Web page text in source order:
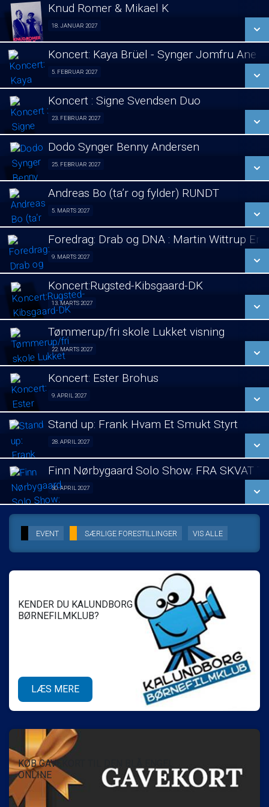
LÆS MERE
LÆS MERE
Knud Romer & Mikael K
18. JANUAR 2027
LÆS MERE
Koncert: Kaya Brüel - Synger Jomfru Ane
5. FEBRUAR 2027
LÆS MERE
Koncert : Signe Svendsen Duo
23. FEBRUAR 2027
Koncert : Signe Svendsen Duo 23/02
LÆS MERE
Dodo Synger Benny Andersen
25. FEBRUAR 2027
LÆS MERE
Andreas Bo (ta’r og fylder) RUNDT
5. MARTS 2027
LÆS MERE
Foredrag: Drab og DNA : Martin Wittrup
9. MARTS 2027
LÆS MERE
Koncert:Rugsted-Kibsgaard-DK
13. MARTS 2027
LÆS MERE
Tømmerup/fri skole Lukket visning
22. MARTS 2027Lukket visning 22/03
LÆS MERE
Koncert: Ester Brohus
9. APRIL 2027
LÆS MERE
Stand up: Frank Hvam Et Smukt Styrt
28. APRIL 2027
LÆS MERE
Finn Nørbygaard Solo Show: FRA SKVAT
30. APRIL 2027
SE ALLE DAGE
EVENT SÆRLIGE FORESTILLINGER VIS ALLE
KENDER DU KALUNDBORG
BØRNEFILMKLUB?
LÆS MERE
KØB GAVEKORT TIL DEN BLÅ ENGEL
ONLINE